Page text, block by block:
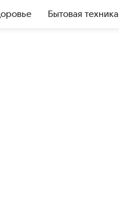
Бытовая техника